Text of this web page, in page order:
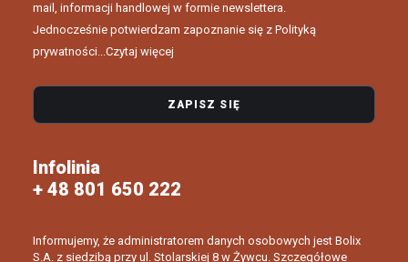
mail, informacji handlowej w formie newslettera.
Jednocześnie potwierdzam zapoznanie się z Polityką
prywatności...Czytaj więcej
Infolinia
+ 48 801 650 222
Informujemy, że administratorem danych osobowych jest Bolix
S.A. z siedzibą przy ul. Stolarskiej 8 w Żywcu. Szczegółowe